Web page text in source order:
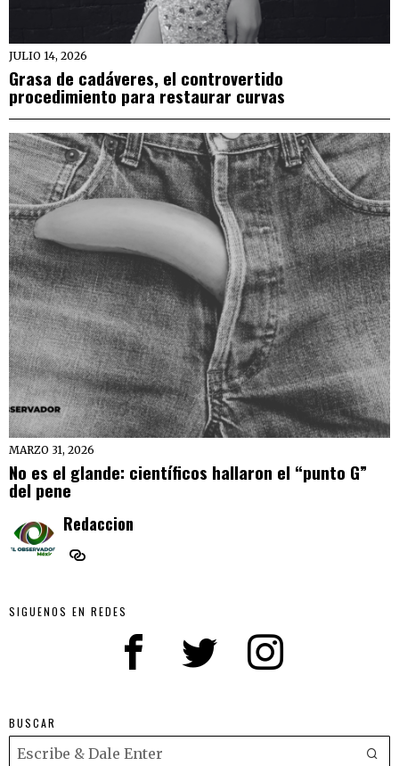
JULIO 14, 2026
Grasa de cadáveres, el controvertido
procedimiento para restaurar curvas
MARZO 31, 2026
No es el glande: científicos hallaron el “punto G”
del pene
Redaccion
SIGUENOS EN REDES
BUSCAR